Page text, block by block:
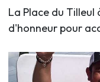
La Place du
d'honneur pour